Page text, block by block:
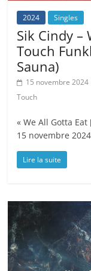
2024 Singles
Sik Cindy –
Touch
Sauna)
15 novembre 2024
Touch
« We All Gotta
15 novembre
Lire la suite